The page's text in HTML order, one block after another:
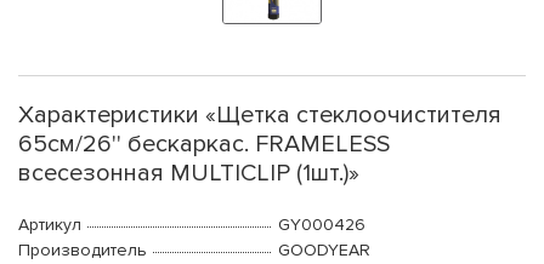
Характеристики «Щетка стеклоочистителя
65см/26'' бескаркас. FRAMELESS
всесезонная MULTICLIP (1шт.)»
Артикул
GY000426
Производитель
GOODYEAR